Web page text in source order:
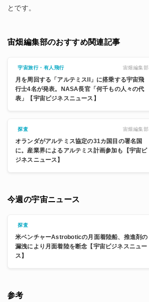
とです。
宙畑編集部のおすすめ関連記事
宇宙旅行・有人飛行 宙畑編集部
月を周回する「アルテミスII」に搭乗する宇宙飛
行士4名が発表。NASA長官「何千もの人々の代
表」【宇宙ビジネスニュース】
探査 宙畑編集部
オランダがアルテミス協定の31カ国目の署名国
に。産業界によるアルテミス計画参加も【宇宙ビ
ジネスニュース】
今週の宇宙ニュース
探査
米ベンチャーAstroboticの月面着陸船、推進剤の
漏洩により月面着陸を断念【宇宙ビジネスニュー
ス】
参考